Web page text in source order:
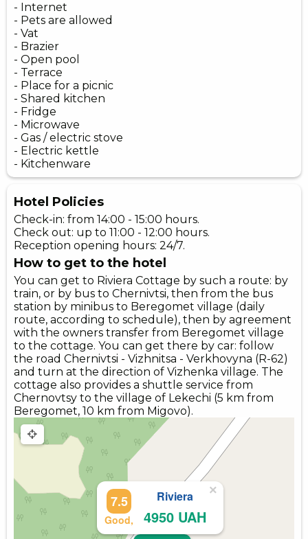
- Internet
- Pets are allowed
- Vat
- Brazier
- Open pool
- Terrace
- Place for a picnic
- Shared kitchen
- Fridge
- Microwave
- Gas / electric stove
- Electric kettle
- Kitchenware
Hotel Policies
Check-in: from 14:00 - 15:00 hours.
Check out: up to 11:00 - 12:00 hours.
Reception opening hours: 24/7.
How to get to the hotel
You can get to Riviera Cottage by such a route: by
train, or by bus to Chernivtsi, then from the bus
station by minibus to Beregomet village (daily
route, according to schedule), then by agreement
with the owners transfer from Beregomet village
to the cottage. You can get there by car: follow
the road Chernivtsi - Vizhnitsa - Verkhovyna (R-62)
and turn at the direction of Vizhenka village. The
cottage also provides a shuttle service from
Chernovtsy to the village of Lekechi (5 km from
Beregomet, 10 km from Migovo).
Good,
7.5 Riviera
4950 UAH
×